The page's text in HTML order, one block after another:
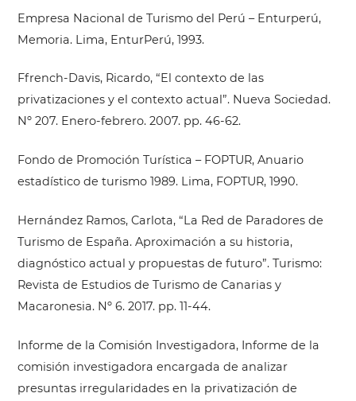
Empresa Nacional de Turismo del Perú – Enturperú,
Memoria. Lima, EnturPerú, 1993.
Ffrench-Davis, Ricardo, “El contexto de las
privatizaciones y el contexto actual”. Nueva Sociedad.
Nº 207. Enero-febrero. 2007. pp. 46-62.
Fondo de Promoción Turística – FOPTUR, Anuario
estadístico de turismo 1989. Lima, FOPTUR, 1990.
Hernández Ramos, Carlota, “La Red de Paradores de
Turismo de España. Aproximación a su historia,
diagnóstico actual y propuestas de futuro”. Turismo:
Revista de Estudios de Turismo de Canarias y
Macaronesia. Nº 6. 2017. pp. 11-44.
Informe de la Comisión Investigadora, Informe de la
comisión investigadora encargada de analizar
presuntas irregularidades en la privatización de